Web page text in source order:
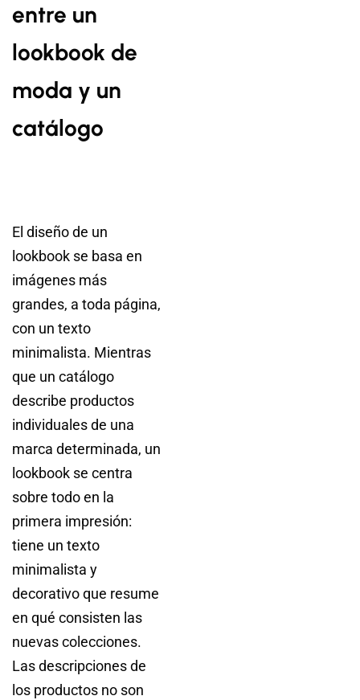
entre un
lookbook de
moda y un
catálogo
El diseño de un
lookbook se basa en
imágenes más
grandes, a toda página,
con un texto
minimalista. Mientras
que un catálogo
describe productos
individuales de una
marca determinada, un
lookbook se centra
sobre todo en la
primera impresión:
tiene un texto
minimalista y
decorativo que resume
en qué consisten las
nuevas colecciones.
Las descripciones de
los productos no son